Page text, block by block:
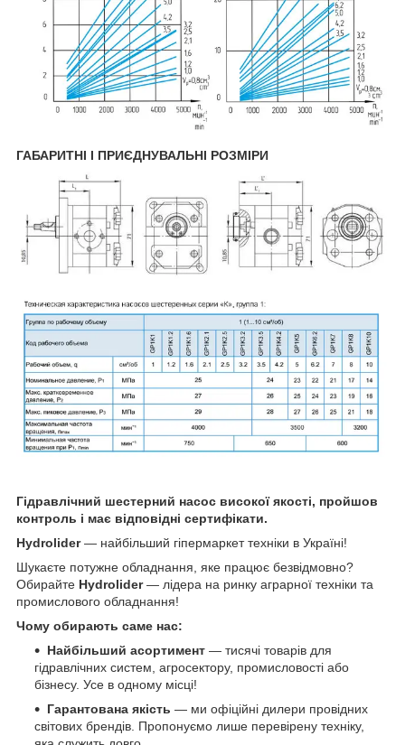
ГАБАРИТНІ І ПРИЄДНУВАЛЬНІ РОЗМІРИ
Гідравлічний шестерний насос високої якості, пройшов
контроль і має відповідні сертифікати.
Hydrolider— найбільший гіпермаркет техніки в Україні!
Шукаєте потужне обладнання, яке працює безвідмовно?
Обирайте Hydrolider— лідера на ринку аграрної техніки та
промислового обладнання!
Чому обирають саме нас:
Найбільший асортимент — тисячі товарів для
гідравлічних систем, агросектору, промисловості або
бізнесу. Усе в одному місці!
Гарантована якість — ми офіційні дилери провідних
світових брендів. Пропонуємо лише перевірену техніку,